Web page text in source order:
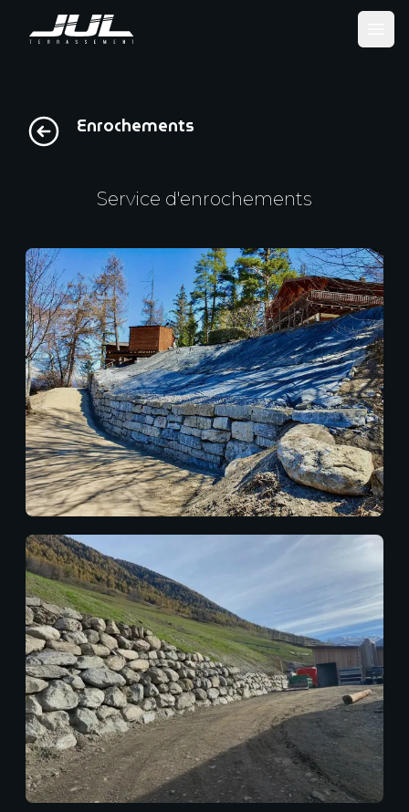
Enrochements
Service d'enrochements